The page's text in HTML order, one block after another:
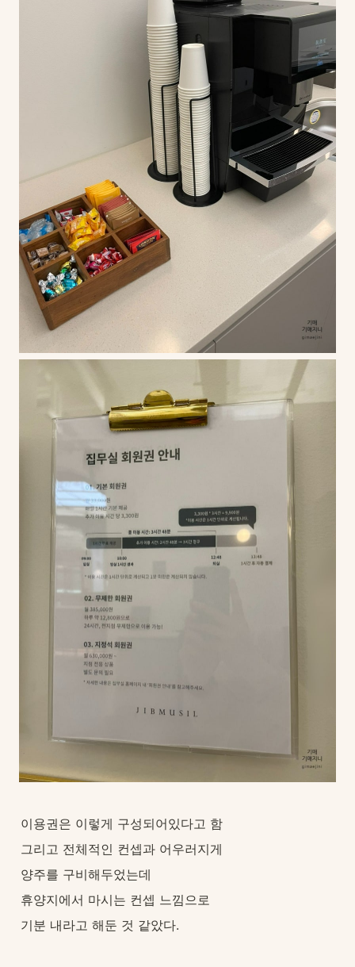
이용권은 이렇게 구성되어있다고 함
그리고 전체적인 컨셉과 어우러지게
양주를 구비해두었는데
휴양지에서 마시는 컨셉 느낌으로
기분 내라고 해둔 것 같았다.